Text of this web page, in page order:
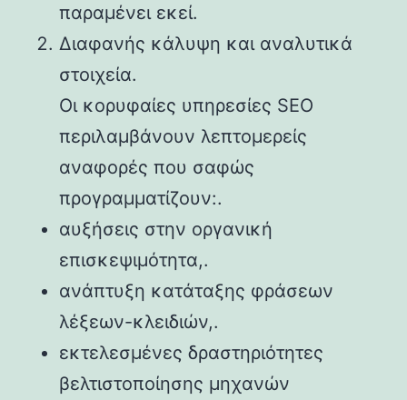
παραμένει εκεί.
Διαφανής κάλυψη και αναλυτικά
στοιχεία.
Οι κορυφαίες υπηρεσίες SEO
περιλαμβάνουν λεπτομερείς
αναφορές που σαφώς
προγραμματίζουν:.
αυξήσεις στην οργανική
επισκεψιμότητα,.
ανάπτυξη κατάταξης φράσεων
λέξεων-κλειδιών,.
εκτελεσμένες δραστηριότητες
βελτιστοποίησης μηχανών